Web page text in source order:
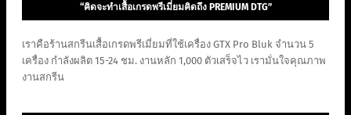
“คิดจะทำเสื้อเกรดพรีเมี่ยมคิดถึง PREMIUM DTG”
เราคือร้านสกรีนเสื้อเกรดพรีเมี่ยมที่ใช้เครื่อง GTX Pro Bluk จำนวน 5
เครื่อง กำลังผลิต 15-24 ชม. งานหลัก 1,000 ตัวเสร็จไว เรามั่นใจคุณภาพ
งานสกรีน